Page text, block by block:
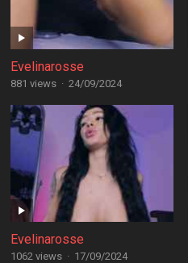
Evelinarosse
881 views · 24/09/2024
Evelinarosse
1062 views · 17/09/2024